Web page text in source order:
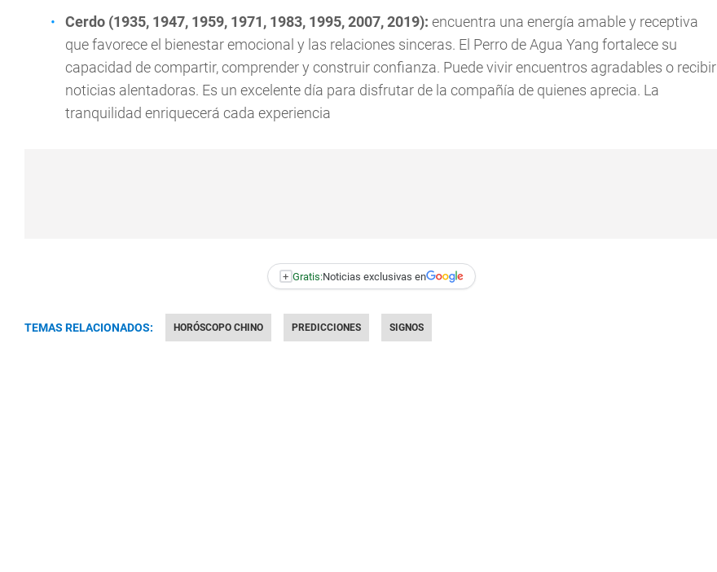
Cerdo (1935, 1947, 1959, 1971, 1983, 1995, 2007, 2019): encuentra una energía amable y receptiva
que favorece el bienestar emocional y las relaciones sinceras. El Perro de Agua Yang fortalece su
capacidad de compartir, comprender y construir confianza. Puede vivir encuentros agradables o recibir
noticias alentadoras. Es un excelente día para disfrutar de la compañía de quienes aprecia. La
tranquilidad enriquecerá cada experiencia
+ Gratis:Noticias exclusivas en
TEMAS RELACIONADOS: HORÓSCOPO CHINO PREDICCIONES SIGNOS